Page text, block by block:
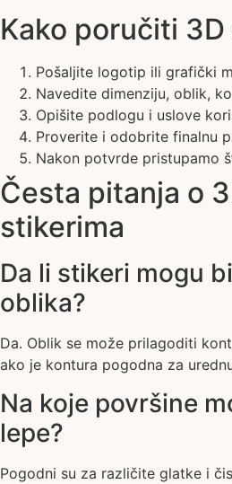
Kako poručiti
Pošaljite logotip ili grafički
Navedite dimenziju, oblik,
Opišite podlogu i uslove
Proverite i odobrite finalnu
Nakon potvrde pristupamo
Česta pitanja o
stikerima
Da li stikeri mogu
oblika?
Da. Oblik se može prilagoditi
ako je kontura pogodna za
Na koje površine
lepe?
Pogodni su za različite glatke i